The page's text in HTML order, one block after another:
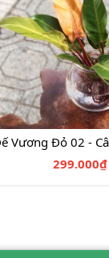
299.000₫